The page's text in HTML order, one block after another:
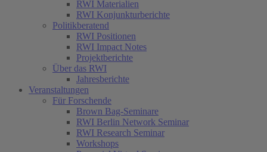
RWI Materialien
RWI Konjunkturberichte
Politikberatend
RWI Positionen
RWI Impact Notes
Projektberichte
Über das RWI
Jahresberichte
Veranstaltungen
Für Forschende
Brown Bag-Seminare
RWI Berlin Network Seminar
RWI Research Seminar
Workshops